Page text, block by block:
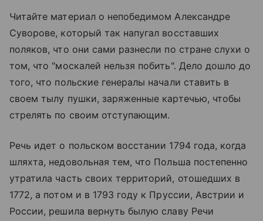
Читайте материал о непобедимом Александре
Суворове, который так напугал восставших
поляков, что они сами разнесли по стране слухи о
том, что "москалей нельзя побить". Дело дошло до
того, что польские генералы начали ставить в
своем тылу пушки, заряженные картечью, чтобы
стрелять по своим отступающим.
Речь идет о польском восстании 1794 года, когда
шляхта, недовольная тем, что Польша постепенно
утратила часть своих территорий, отошедших в
1772, а потом и в 1793 году к Пруссии, Австрии и
России, решила вернуть былую славу Речи